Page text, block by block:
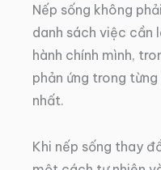
Nếp sống không
danh sách việc cần
hành chính mình,
phản ứng trong
nhất.
Khi nếp sống thay